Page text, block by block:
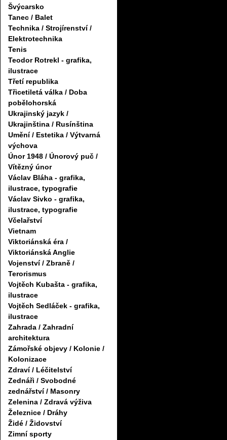
Švýcarsko
Tanec / Balet
Technika / Strojírenství /
Elektrotechnika
Tenis
Teodor Rotrekl - grafika,
ilustrace
Třetí republika
Třicetiletá válka / Doba
pobělohorská
Ukrajinský jazyk /
Ukrajinština / Rusínština
Umění / Estetika / Výtvarná
výchova
Únor 1948 / Únorový puč /
Vítězný únor
Václav Bláha - grafika,
ilustrace, typografie
Václav Sivko - grafika,
ilustrace, typografie
Včelařství
Vietnam
Viktoriánská éra /
Viktoriánská Anglie
Vojenství / Zbraně /
Terorismus
Vojtěch Kubašta - grafika,
ilustrace
Vojtěch Sedláček - grafika,
ilustrace
Zahrada / Zahradní
architektura
Zámořské objevy / Kolonie /
Kolonizace
Zdraví / Léčitelství
Zednáři / Svobodné
zednářství / Masonry
Zelenina / Zdravá výživa
Železnice / Dráhy
Židé / Židovství
Zimní sporty